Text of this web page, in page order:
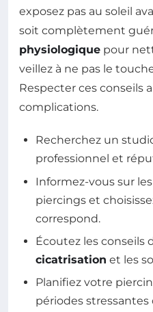
exposez pas au soleil
soit complètement
physiologique pour
veillez à ne pas le
Respecter ces conseils
complications.
Recherchez un
professionnel et
Informez-vous sur
piercings et
correspond.
Écoutez les conseils
cicatrisation et les
Planifiez votre
périodes